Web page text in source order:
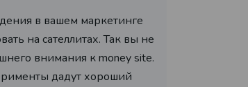
в вашем маркетинге
на сателлитах. Так вы не
внимания к money site.
дадут хороший